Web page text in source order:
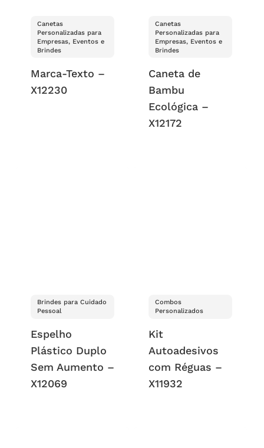
Canetas
Personalizadas para
Empresas, Eventos e
Brindes
Marca-Texto –
X12230
Canetas
Personalizadas para
Empresas, Eventos e
Brindes
Caneta de
Bambu
Ecológica –
X12172
Brindes para Cuidado
Pessoal
Espelho
Plástico Duplo
Sem Aumento –
X12069
Combos
Personalizados
Kit
Autoadesivos
com Réguas –
X11932